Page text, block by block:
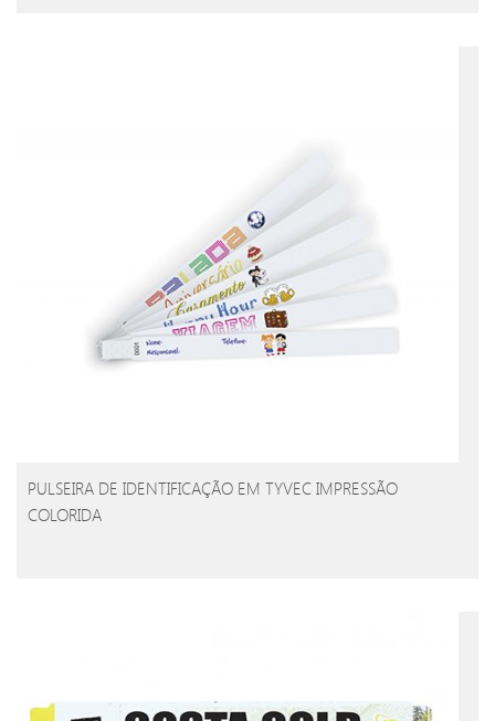
PULSEIRA DE IDENTIFICAÇÃO EM TYVEC IMPRESSÃO
COLORIDA